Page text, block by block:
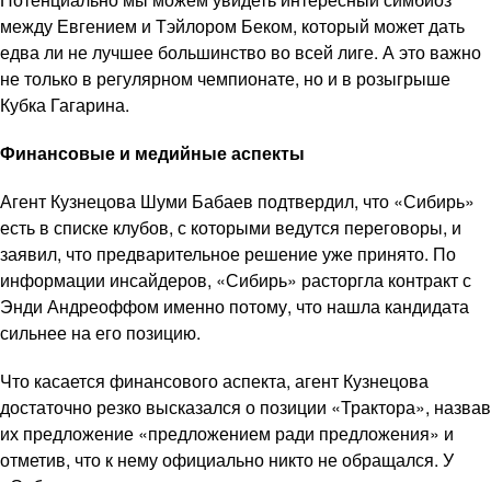
между Евгением и Тэйлором Беком, который может дать
едва ли не лучшее большинство во всей лиге. А это важно
не только в регулярном чемпионате, но и в розыгрыше
Кубка Гагарина.
Финансовые и медийные аспекты
Агент Кузнецова Шуми Бабаев подтвердил, что «Сибирь»
есть в списке клубов, с которыми ведутся переговоры, и
заявил, что предварительное решение уже принято. По
информации инсайдеров, «Сибирь» расторгла контракт с
Энди Андреоффом именно потому, что нашла кандидата
сильнее на его позицию.
Что касается финансового аспекта, агент Кузнецова
достаточно резко высказался о позиции «Трактора», назвав
их предложение «предложением ради предложения» и
отметив, что к нему официально никто не обращался. У